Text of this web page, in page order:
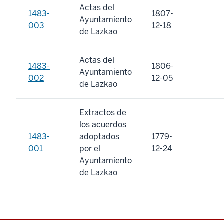
1483-
003
Actas del
Ayuntamiento
de Lazkao
1807-
12-18
1483-
002
Actas del
Ayuntamiento
de Lazkao
1806-
12-05
1483-
001
Extractos de
los acuerdos
adoptados
por el
Ayuntamiento
de Lazkao
1779-
12-24